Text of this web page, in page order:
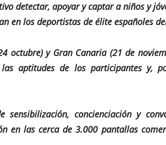
detectar, apoyar y captar a niños y
en los deportistas de élite españoles
octubre) y Gran Canaria (21 de
aptitudes de los participantes y,
concienciación y
en las cerca de 3.000 pantallas